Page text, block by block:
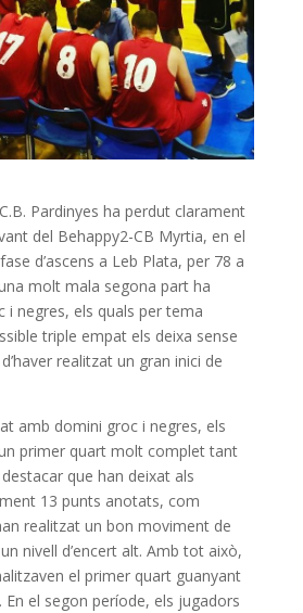
Pardinyes ha perdut clarament
del Behappy2-CB Myrtia, en el
d’ascens a Leb Plata, per 78 a
molt mala segona part ha
i negres, els quals per tema
triple empat els deixa sense
realitzat un gran inici de
amb domini groc i negres, els
primer quart molt complet tant
que han deixat als
13 punts anotats, com
realitzat un bon moviment de
nivell d’encert alt. Amb tot això,
el primer quart guanyant
En el segon període, els jugadors